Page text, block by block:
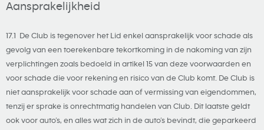
Aansprakelijkheid
17.1 De Club is tegenover het Lid enkel aansprakelijk voor schade als
gevolg van een toerekenbare tekortkoming in de nakoming van zijn
verplichtingen zoals bedoeld in artikel 15 van deze voorwaarden en
voor schade die voor rekening en risico van de Club komt. De Club is
niet aansprakelijk voor schade aan of vermissing van eigendommen,
tenzij er sprake is onrechtmatig handelen van Club. Dit laatste geldt
ook voor auto’s, en alles wat zich in de auto’s bevindt, die geparkeerd